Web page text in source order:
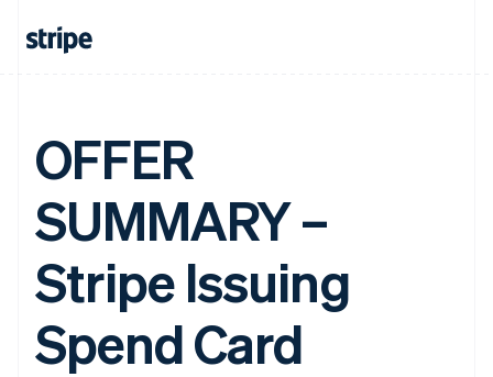
OFFER
SUMMARY –
Stripe Issuing
Spend Card